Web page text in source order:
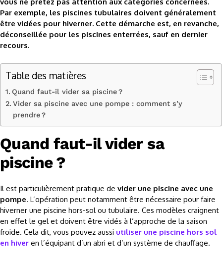
Par exemple, les piscines tubulaires doivent généralement
être vidées pour hiverner. Cette démarche est, en revanche,
déconseillée pour les piscines enterrées, sauf en dernier
recours.
Table des matières
Quand faut-il vider sa piscine ?
Vider sa piscine avec une pompe : comment s’y
prendre ?
Quand faut-il vider sa
piscine ?
Il est particulièrement pratique de vider une piscine avec une
pompe. L’opération peut notamment être nécessaire pour faire
hiverner une piscine hors-sol ou tubulaire. Ces modèles craignent
en effet le gel et doivent être vidés à l’approche de la saison
froide. Cela dit, vous pouvez aussi utiliser une piscine hors sol
en hiver en l’équipant d’un abri et d’un système de chauffage.